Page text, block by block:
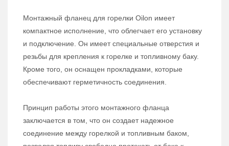
Монтажный фланец для горелки Oilon имеет
компактное исполнение, что облегчает его установку
и подключение. Он имеет специальные отверстия и
резьбы для крепления к горелке и топливному баку.
Кроме того, он оснащен прокладками, которые
обеспечивают герметичность соединения.
Принцип работы этого монтажного фланца
заключается в том, что он создает надежное
соединение между горелкой и топливным баком,